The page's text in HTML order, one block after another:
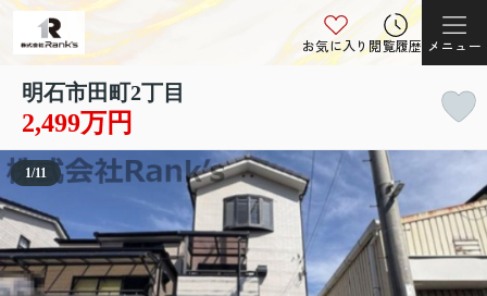
お気に入り閲覧履歴 メニュー
明石市田町2丁目
2,499万円
1/11